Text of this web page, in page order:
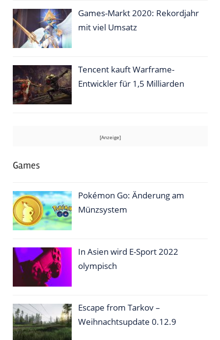
Games-Markt 2020: Rekordjahr
mit viel Umsatz
Tencent kauft Warframe-
Entwickler für 1,5 Milliarden
Games
Pokémon Go: Änderung am
Münzsystem
In Asien wird E-Sport 2022
olympisch
Escape from Tarkov –
Weihnachtsupdate 0.12.9